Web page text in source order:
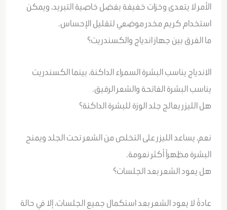
الأمر لا يتعدى وخزات خفيفة بفضل خاصية التبريد، ويمكن
استخدام كريم مخدر موضعي لتقليل الإحساس.
ما الفرق بين جهاز اندياج والكسندريت؟
الاندياج يناسب البشرة السمراء الداكنة، بينما الكسندريت
يناسب البشرة الفاتحة والشعر الرقيق.
هل الليزر يعالج جلد الوزة للبشرة الداكنة؟
نعم، يساعد الليزر على التخلص من الشعر تحت الجلد ويمنح
البشرة مظهراً أكثر نعومة.
هل يعود الشعر بعد الجلسات؟
عادةً لا يعود الشعر بعد استكمال جميع الجلسات، إلا في حالة